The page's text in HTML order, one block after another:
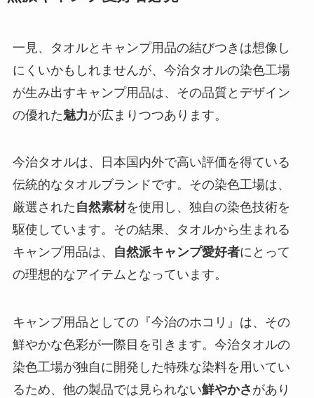
一見、タオルとキャンプ用品の結びつきは想像し
にくいかもしれませんが、今治タオルの染色工場
が生み出すキャンプ用品は、その品質とデザイン
の優れた魅力が広まりつつあります。
今治タオルは、日本国内外で高い評価を得ている
伝統的なタオルブランドです。その染色工場は、
厳選された 自然素材を使用し、独自の染色技術を
駆使しています。その結果、タオルから生まれる
キャンプ用品は、
自然派キャンプ愛好者にとって
の理想的なアイテムとなっています。
キャンプ用品としての『今治のホコリ』は、その
鮮やかな色彩が一際目を引きます。今治タオルの
染色工場が独自に開発した特殊な染料を用いてい
るため、他の製品では見られない鮮やかさ があり